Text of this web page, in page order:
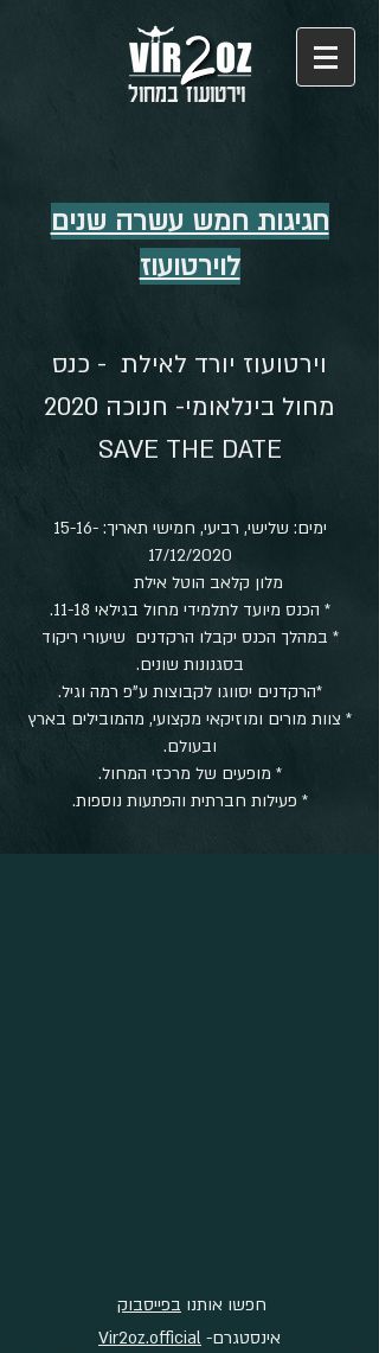
וירטועוז במחול
חגיגות חמש עשרה שנים
לוירטועוז
וירטועוז יורד לאילת - כנס
מחול בינלאומי- חנוכה 2020
SAVE THE DATE
ימים: שלישי, רביעי, חמישי תאריך: 15-16-
17/12/2020
מלון קלאב הוטל אילת
* הכנס מיועד לתלמידי מחול בגילאי 11-18.
* במהלך הכנס יקבלו הרקדנים שיעורי ריקוד
בסגנונות שונים.
*הרקדנים יסווגו לקבוצות ע"פ רמה וגיל.
* צוות מורים ומוזיקאי מקצועי, מהמובילים בארץ
ובעולם.
* מופעים של מרכזי המחול.
* פעילות חברתית והפתעות נוספות.
חפשו אותנו בפייסבוק
אינסטגרם- Vir2oz.official